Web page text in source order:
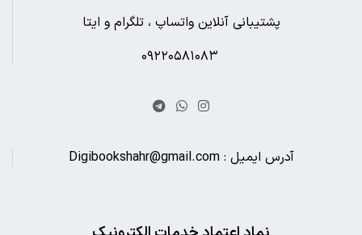
پشتیبانی آنلاین واتساپ ، تلگرام و ایتا
آدرس ایمیل : Digibookshahr@gmail.com